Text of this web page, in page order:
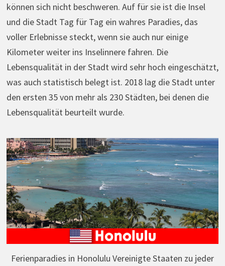
können sich nicht beschweren. Auf für sie ist die Insel
und die Stadt Tag für Tag ein wahres Paradies, das
voller Erlebnisse steckt, wenn sie auch nur einige
Kilometer weiter ins Inselinnere fahren. Die
Lebensqualität in der Stadt wird sehr hoch eingeschätzt,
was auch statistisch belegt ist. 2018 lag die Stadt unter
den ersten 35 von mehr als 230 Städten, bei denen die
Lebensqualität beurteilt wurde.
Ferienparadies in Honolulu Vereinigte Staaten zu jeder